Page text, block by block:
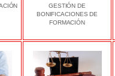
GESTIÓN DE
BONIFICACIONES DE
FORMACIÓN